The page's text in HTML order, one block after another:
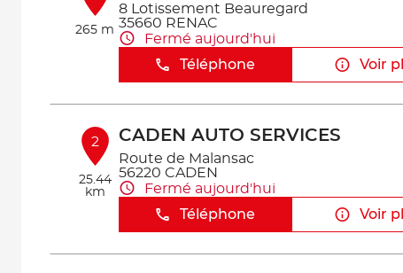
265 m
8 Lotissement Beauregard
35660 RENAC
Fermé aujourd'hui
Téléphone
Voir
2
25.44
km
CADEN AUTO SERVICES
Route de Malansac
56220 CADEN
Fermé aujourd'hui
Téléphone
Voir